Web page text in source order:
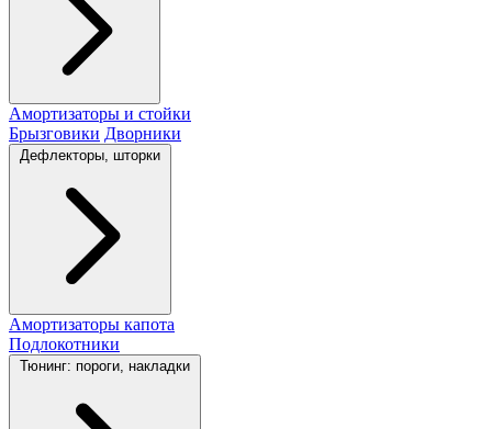
Амортизаторы и стойки
Брызговики Дворники
Дефлекторы, шторки
Амортизаторы капота
Подлокотники
Тюнинг: пороги, накладки